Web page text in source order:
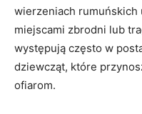
wierzeniach rumuńskich
miejscami zbrodni lub
występują‌ często w
dziewcząt, które‍
ofiarom.